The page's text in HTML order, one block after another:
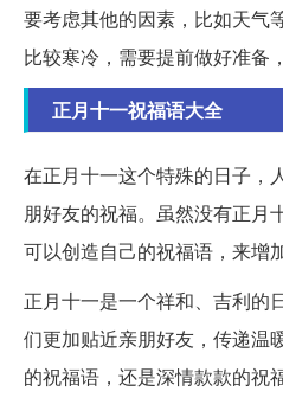
要考虑其他的因素，比如天气
比较寒冷，需要提前做好准备
正月十一祝福语大全
在正月十一这个特殊的日子，
朋好友的祝福。虽然没有正月
可以创造自己的祝福语，来增
正月十一是一个祥和、吉利的
们更加贴近亲朋好友，传递温
的祝福语，还是深情款款的祝